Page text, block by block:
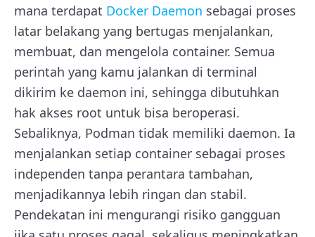
mana terdapat Docker Daemon sebagai proses
latar belakang yang bertugas menjalankan,
membuat, dan mengelola container. Semua
perintah yang kamu jalankan di terminal
dikirim ke daemon ini, sehingga dibutuhkan
hak akses root untuk bisa beroperasi.
Sebaliknya, Podman tidak memiliki daemon. Ia
menjalankan setiap container sebagai proses
independen tanpa perantara tambahan,
menjadikannya lebih ringan dan stabil.
Pendekatan ini mengurangi risiko gangguan